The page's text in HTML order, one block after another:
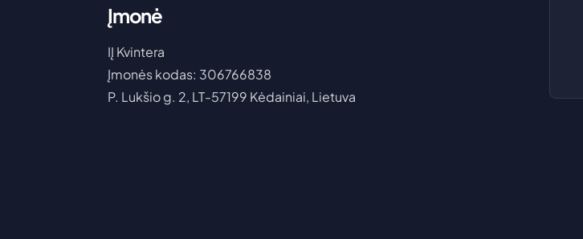
Įmonė
IĮ Kvintera
Įmonės kodas: 306766838
P. Lukšio g. 2, LT-57199 Kėdainiai, Lietuva